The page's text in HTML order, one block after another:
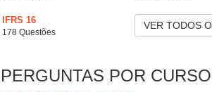
IFRS 16
178 Questões
VER TODOS
PERGUNTAS POR CURSO